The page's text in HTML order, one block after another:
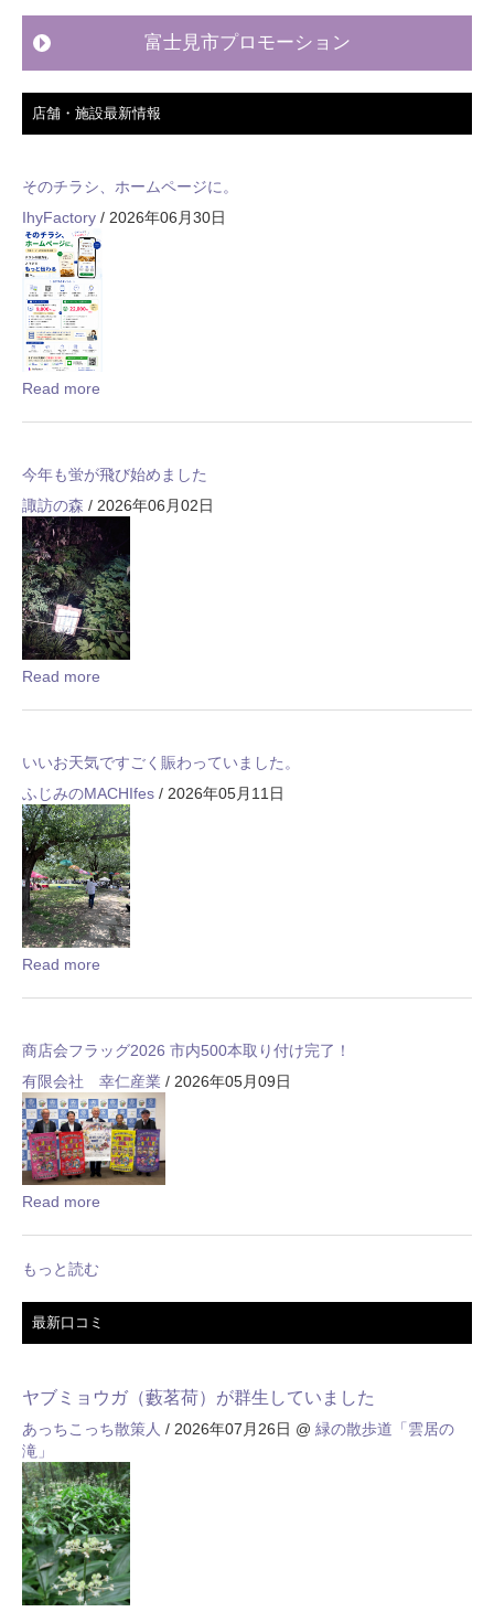
富士見市プロモーション
店舗・施設最新情報
そのチラシ、ホームページに。
IhyFactory / 2026年06月30日
Read more
今年も蛍が飛び始めました
諏訪の森 / 2026年06月02日
Read more
いいお天気ですごく賑わっていました。
ふじみのMACHIfes / 2026年05月11日
Read more
商店会フラッグ2026 市内500本取り付け完了！
有限会社 幸仁産業 / 2026年05月09日
Read more
もっと読む
最新口コミ
ヤブミョウガ（藪茗荷）が群生していました
あっちこっち散策人 / 2026年07月26日 @ 緑の散歩道「雲居の
滝」